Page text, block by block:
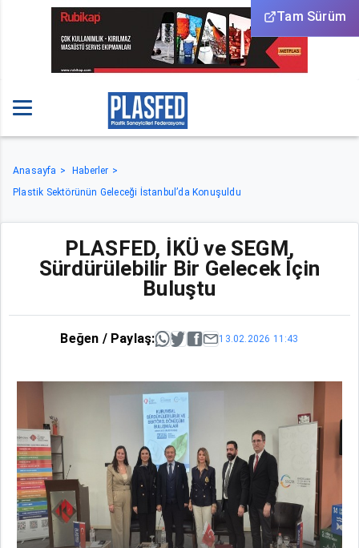
Tam Sürüm
Anasayfa
Haberler
Plastik Sektörünün Geleceği İstanbul’da Konuşuldu
PLASFED, İKÜ ve SEGM,
Sürdürülebilir Bir Gelecek İçin
Buluştu
Beğen / Paylaş: 13.02.2026 11:43